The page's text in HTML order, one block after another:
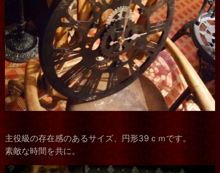
主役級の存在感のあるサイズ、円形39ｃｍです。
素敵な時間を共に。